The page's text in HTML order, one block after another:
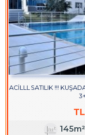
ACİLLL SATILIK !!!
TL
145m²